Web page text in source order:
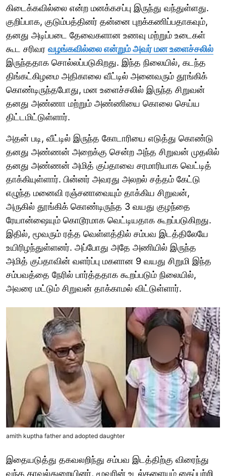
கிடைக்கவில்லை என்ற மனக்கசப்பு இருந்து வந்துள்ளது.
குறிப்பாக, குடும்பத்தினர் தன்னை புறக்கணிப்பதாகவும்,
தனது அடிப்படை தேவைகளான உணவு மற்றும் உடைகள்
கூட சரிவர வழங்கவில்லை என்றும் அவர் மன உளைச்சலில்
இருந்ததாக சொல்லப்படுகிறது. இந்த நிலையில், கடந்த
திங்கட்கிழமை அதிகாலை வீட்டில் அனைவரும் தூங்கிக்
கொண்டிருந்தபோது, மன உளைச்சலில் இருந்த சிறுவன்
தனது அண்ணா மற்றும் அண்ணியை கொலை செய்ய
திட்டமிட்டுள்ளார்.
அதன் படி, வீட்டில் இருந்த கோடாரியை எடுத்து கொண்டு
தனது அண்ணன் அறைக்கு சென்ற அந்த சிறுவன் முதலில்
தனது அண்ணன் அமித் குப்தாவை சரமாரியாக வெட்டித்
தாக்கியுள்ளார். பின்னர் அவரது அலறல் சத்தம் கேட்டு
எழுந்த மனைவி ரஞ்சனாவையும் தாக்கிய சிறுவன்,
அருகில் தூங்கிக் கொண்டிருந்த 3 வயது குழந்தை
ரேயான்ஷையும் கொடூரமாக வெட்டியதாக கூறப்படுகிறது.
இதில், மூவரும் ரத்த வெள்ளத்தில் சம்பவ இடத்திலேயே
உயிரிழந்துள்ளனர். அப்போது அதே அணியில் இருந்த
அமித் குப்தாவின் வளர்ப்பு மகளான 9 வயது சிறுமி இந்த
சம்பவத்தை நேரில் பார்த்ததாக கூறப்படும் நிலையில்,
அவரை மட்டும் சிறுவன் தாக்காமல் விட்டுள்ளார்.
amith kuptha father and adopted daughter
இதையடுத்து தகவலறிந்து சம்பவ இடத்திற்கு விரைந்து
வந்த காவல்துறையினர், மூவரின் உடல்களையும் கைப்பற்றி